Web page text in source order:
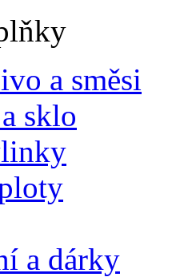
a směsi
sklo
a dárky